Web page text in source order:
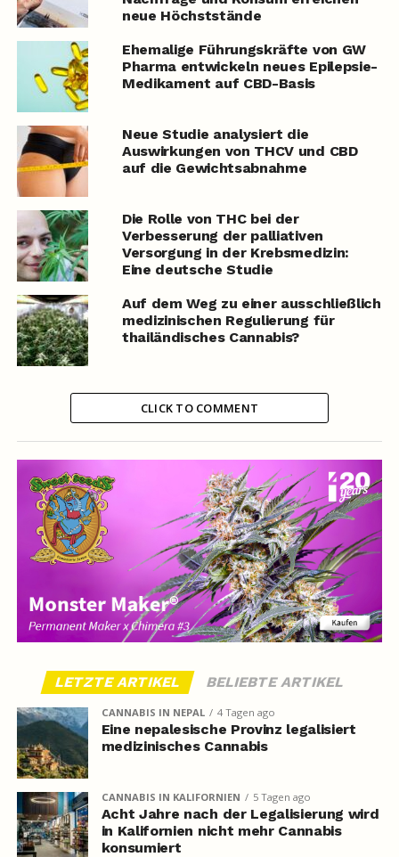
neue Höchststände
Ehemalige Führungskräfte von GW
Pharma entwickeln neues Epilepsie-
Medikament auf CBD-Basis
Neue Studie analysiert die
Auswirkungen von THCV und CBD
auf die Gewichtsabnahme
Die Rolle von THC bei der
Verbesserung der palliativen
Versorgung in der Krebsmedizin:
Eine deutsche Studie
Auf dem Weg zu einer ausschließlich
medizinischen Regulierung für
thailändisches Cannabis?
CLICK TO COMMENT
LETZTE ARTIKEL BELIEBTE ARTIKEL
CANNABIS IN NEPAL 4 Tagen ago
Eine nepalesische Provinz legalisiert
medizinisches Cannabis
CANNABIS IN KALIFORNIEN 5 Tagen ago
Acht Jahre nach der Legalisierung wird
in Kalifornien nicht mehr Cannabis
konsumiert